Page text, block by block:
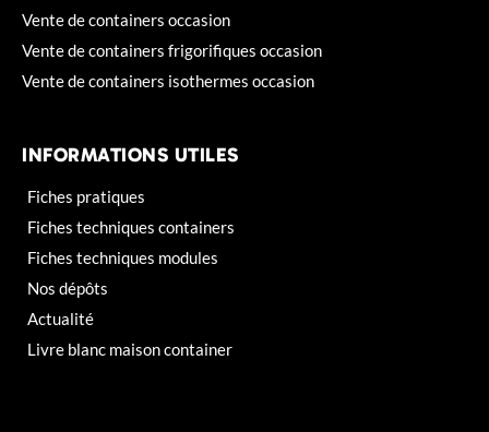
Vente de containers occasion
Vente de containers frigorifiques occasion
Vente de containers isothermes occasion
INFORMATIONS UTILES
Fiches pratiques
Fiches techniques containers
Fiches techniques modules
Nos dépôts
Actualité
Livre blanc maison container